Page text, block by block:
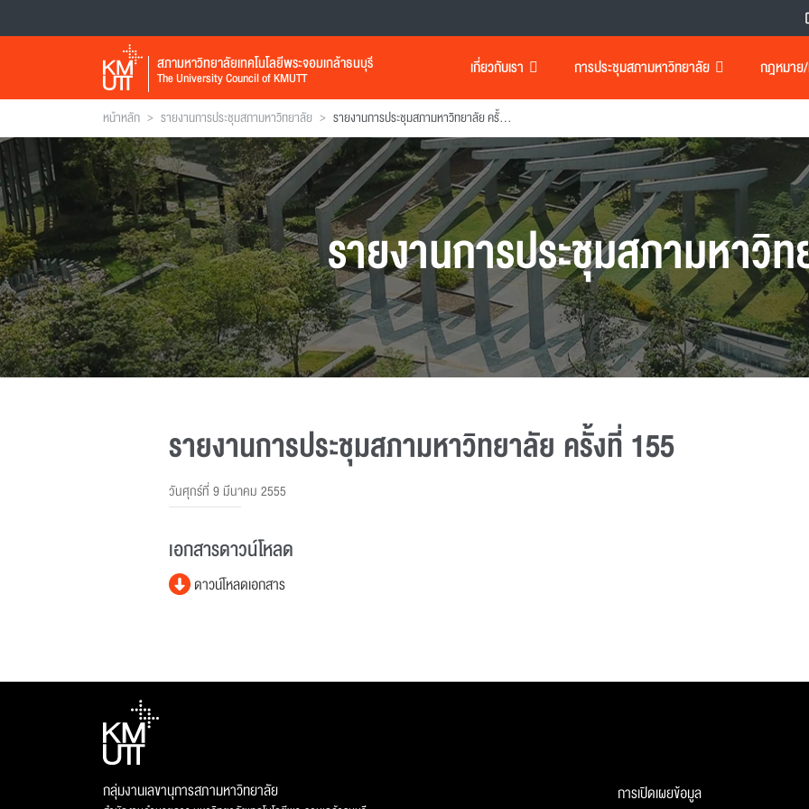
สภามหาวิทยาลัยเทคโนโลยีพระจอมเกล้าธนบุรี
The University Council of KMUTT เกี่ยวกับเรา การประชุมสภามหาวิทยาลัย กฎหมาย/
หน้าหลัก > รายงานการประชุมสภามหาวิทยาลัย > รายงานการประชุมสภามหาวิทยาลัย ครั้งที่ 155
รายงานการประชุมสภามหาวิ
รายงานการประชุมสภามหาวิทยาลัย ครั้งที่ 155
วันศุกร์ที่ 9 มีนาคม 2555
เอกสารดาวน์โหลด
ดาวน์โหลดเอกสาร
กลุ่มงานเลขานุการสภามหาวิทยาลัย การเปิดเผยข้อมูล